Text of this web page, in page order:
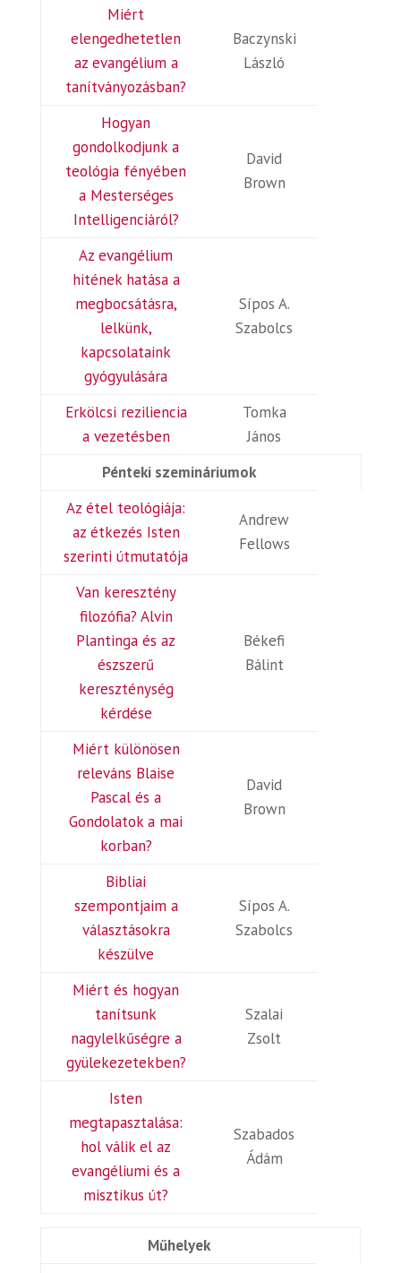
Miért
elengedhetetlen
az evangélium a
tanítványozásban?
Baczynski
László
Hogyan
gondolkodjunk a
teológia fényében
a Mesterséges
Intelligenciáról?
David
Brown
Az evangélium
hitének hatása a
megbocsátásra,
lelkünk,
kapcsolataink
gyógyulására
Sípos A.
Szabolcs
Erkölcsi reziliencia
a vezetésben
Tomka
János
Pénteki szemináriumok
Az étel teológiája:
az étkezés Isten
szerinti útmutatója
Andrew
Fellows
Van keresztény
filozófia? Alvin
Plantinga és az
észszerű
kereszténység
kérdése
Békefi
Bálint
Miért különösen
releváns Blaise
Pascal és a
Gondolatok a mai
korban?
David
Brown
Bibliai
szempontjaim a
választásokra
készülve
Sípos A.
Szabolcs
Miért és hogyan
tanítsunk
nagylelkűségre a
gyülekezetekben?
Szalai
Zsolt
Isten
megtapasztalása:
hol válik el az
evangéliumi és a
misztikus út?
Szabados
Ádám
Műhelyek